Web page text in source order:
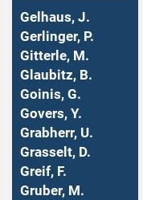
Gelhaus, J.
Gerlinger, P.
Gitterle, M.
Glaubitz, B.
Goinis, G.
Govers, Y.
Grabherr, U.
Grasselt, D.
Greif, F.
Gruber, M.